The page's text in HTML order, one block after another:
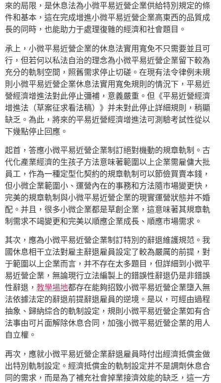
來的局限，是休息法為小微平易近營企業供給特別規定的條
件和基本，這在完成增進小微平易近營企業高東西的品質成
長的同時，也能助力于處理復雜的經濟和社會題目。
承上，小微平易近營企業的休息法實用寬免不只需要並且可
行，但若何以私法自治的理念為小微平易近營企業留下較為
充分的軌制空間，照舊需求停止切磋。在現有法令律例未規
則小微平易近營企業休息法實用寬免規則的情況下，平易近
營經濟增進法對此停止彌補，意義嚴重。但《平易近營經濟
增進法（草案征求看法稿）》并未對此停止詳細規則，稍顯
缺乏。為此，將來的平易近營經濟增進法可測驗考試性從以
下幾點停止回應。
起首，答應小微平易近營企業制訂絕對機動的規章軌制。古
代化產業經濟的生孩子方法意味著範圍以上企業需雇傭大批
員工，作為一種定型化契約的規章軌制可以節儉買賣本錢，
但小微企業範圍小、運營內在的事務和方法隨市場變更快，
完美的規章軌制與小微平易近營企業的現實運營狀態并不婚
配。并且，很多小微企業都是草創企業，這意味著其規章軌
制需求不竭變更和完美以順應企業成長、順應市場需求。
其次，應為小微平易近營企業制訂特別的辭退維護規范。我
國休息相干立法對雇主辭退雇員設定了較為嚴厲的前提，對
于範圍以上企業而言，并不存在太多題目，但詳細到小微平
易近營企業，無論現行立法編製上的錯誤性辭退仍是非錯誤
性辭退， 教學場地都存在能夠招致小微平易近營企業墮入無
法依據法定的辭退前提辭退雇員的逆境。是以，可經由過程
抽象、歸納綜合的軌制設定，規則小微平易近營企業如有合
法事由可片面解除休息合同，加強小微平易近營企業的用人
自立權。
再次，應就小微平易近營企業辭退雇員時付出經濟抵償金做
出特別軌制設定。經濟抵償金的軌制設定并不是調劑休息合
同的需求，而是為了補充社會掉業接濟效能的缺乏，這一方